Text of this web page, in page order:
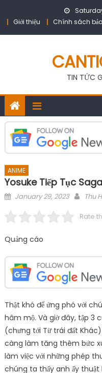
Giới thiệu
Chính sách
TIN TỨC
ANIME
Yosuke Tiếp Tục
Posted
January 29, 2023 Thu
Rate
Quảng cáo
Thật khó để ứng phó với
hâm mộ. Và giờ đây, tập 3
(chưng tới Từ trái đất
càng làm tăng thêm bức
làm việc với những phép
chúng ta thấy anh ấy thuật